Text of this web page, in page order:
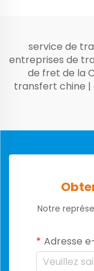
service de
entreprises de
de fret de la
transfert chine |
Notre
Adresse